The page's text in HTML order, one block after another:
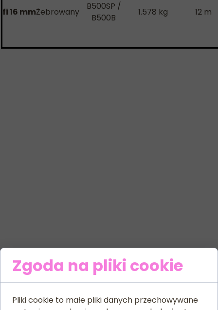
fi 16 mmŻebrowany
B500SP /
B500B
1.578 kg 12 m
Zgoda na pliki cookie
Pliki cookie to małe pliki danych przechowywane